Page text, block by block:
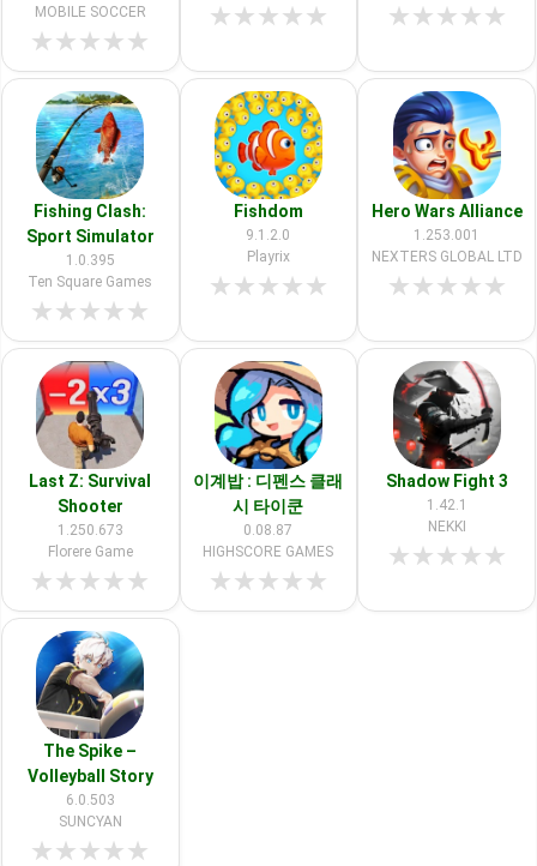
MOBILE SOCCER
★★★★★
★★★★★ ★★★★★
Fishing Clash:
Sport Simulator
1.0.395
Ten Square Games
★★★★★
Fishdom
9.1.2.0
Playrix
★★★★★
Hero Wars Alliance
1.253.001
NEXTERS GLOBAL LTD
★★★★★
Last Z: Survival
Shooter
1.250.673
Florere Game
★★★★★
이계밥 : 디펜스 클래
시 타이쿤
0.08.87
HIGHSCORE GAMES
★★★★★
Shadow Fight 3
1.42.1
NEKKI
★★★★★
The Spike –
Volleyball Story
6.0.503
SUNCYAN
★★★★★